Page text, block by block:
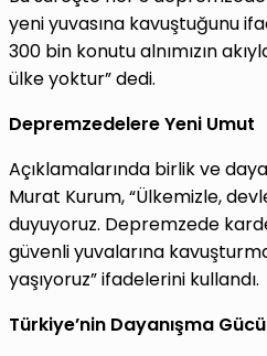
yeni yuvasına kavuştuğunu
300 bin konutu alnımızın
ülke yoktur” dedi.
Depremzedelere Yeni Umut
Açıklamalarında birlik ve
Murat Kurum, “Ülkemizle,
duyuyoruz. Depremzede
güvenli yuvalarına
yaşıyoruz” ifadelerini kullandı.
Türkiye’nin Dayanışma Gücü